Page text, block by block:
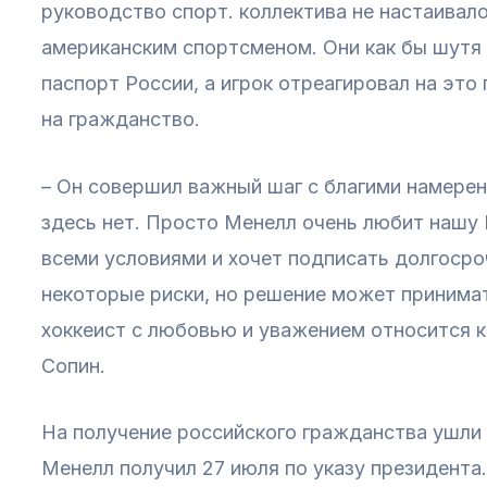
руководство спорт. коллектива не
американским спортсменом. Они как бы
паспорт России, а игрок отреагировал на
на гражданство.
– Он совершил важный шаг с благими
здесь нет. Просто Менелл очень любит
всеми условиями и хочет подписать
некоторые риски, но решение может
хоккеист с любовью и уважением относится
Сопин.
На получение российского гражданства
Менелл получил 27 июля по указу